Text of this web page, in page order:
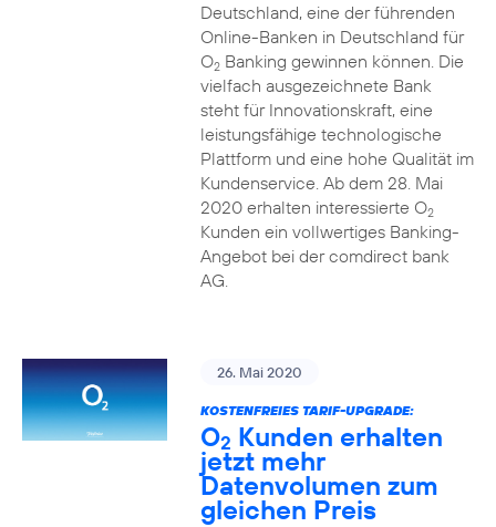
Deutschland, eine der führenden
Online-Banken in Deutschland für
O2Banking gewinnen können. Die
vielfach ausgezeichnete Bank
steht für Innovationskraft, eine
leistungsfähige technologische
Plattform und eine hohe Qualität im
Kundenservice. Ab dem 28. Mai
2020 erhalten interessierte O2
Kunden ein vollwertiges Banking-
Angebot bei der comdirect bank
AG.
26. Mai 2020
KOSTENFREIES TARIF-UPGRADE:
O2 Kunden erhalten
jetzt mehr
Datenvolumen zum
gleichen Preis